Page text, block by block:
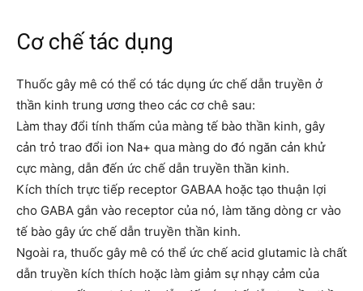
Cơ chế tác dụng
Thuốc gây mê có thể có tác dụng ức chế dẫn truyền ở
thần kinh trung ương theo các cơ chê sau:
Làm thay đổi tính thấm của màng tế bào thần kinh, gây
cản trỏ trao đổi ion Na+ qua màng do đó ngăn cản khử
cực màng, dẫn đến ức chế dẫn truyền thần kinh.
Kích thích trực tiếp receptor GABAA hoặc tạo thuận lợi
cho GABA gắn vào receptor của nó, làm tăng dòng cr vào
tế bào gây ức chế dẫn truyền thần kinh.
Ngoài ra, thuốc gây mê có thể ức chế acid glutamic là chất
dẫn truyền kích thích hoặc làm giảm sự nhạy cảm của